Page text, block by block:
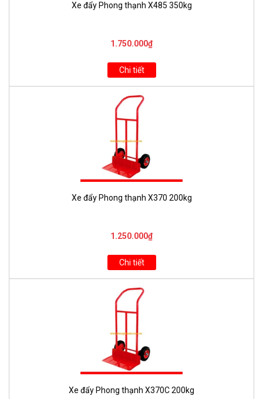
Xe đẩy Phong thạnh X485 350kg
1.750.000₫
Chi tiết
Xe đẩy Phong thạnh X370 200kg
1.250.000₫
Chi tiết
Xe đẩy Phong thạnh X370C 200kg